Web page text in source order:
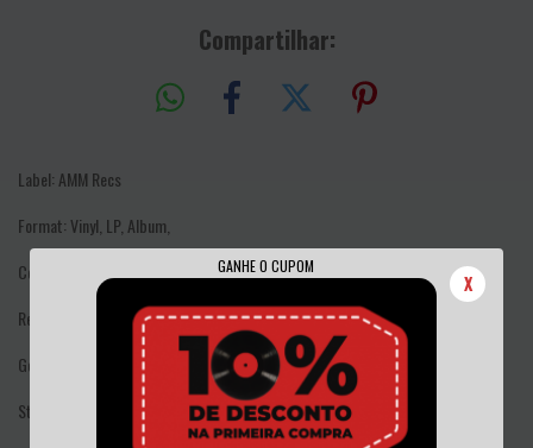
GANHE O CUPOM
X
Compartilhar:
Label: AMM Recs
Format: Vinyl, LP, Album,
Country: Brazil
Released: Dec 16, 2024
Genre: Rock
Style: Hardcore